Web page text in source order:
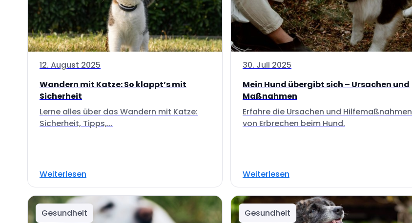
12. August 2025
Wandern mit Katze: So klappt’s mit
Sicherheit
Lerne alles über das Wandern mit Katze:
Sicherheit, Tipps,...
Weiterlesen
30. Juli 2025
Mein Hund übergibt sich – Ursachen und
Maßnahmen
Erfahre die Ursachen und Hilfemaßnahmen
von Erbrechen beim Hund.
Weiterlesen
Gesundheit Gesundheit